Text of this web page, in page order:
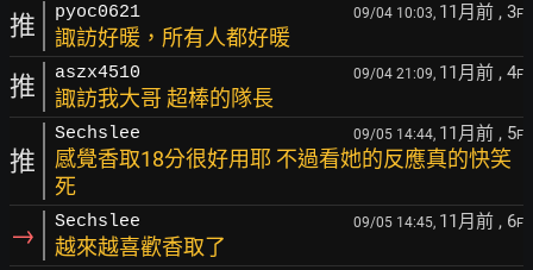
推 pyoc0621 09/04 10:03, 11月前 , 3F
諏訪好暖，所有人都好暖
推 aszx4510 09/04 21:09, 11月前 , 4F
諏訪我大哥 超棒的隊長
推
Sechslee 09/05 14:44, 11月前 , 5F
感覺香取18分很好用耶 不過看她的反應真的快笑
死
→ Sechslee 09/05 14:45, 11月前 , 6F
越來越喜歡香取了